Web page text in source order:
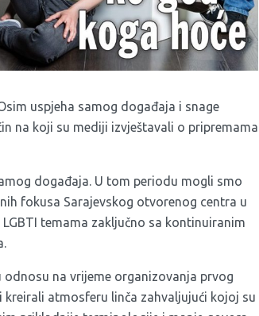
uspjeha samog događaja i snage
na koji su mediji izvještavali o pripremama
događaja. U tom periodu mogli smo
fokusa Sarajevskog otvorenog centra u
temama zaključno sa kontinuiranim
odnosu na vrijeme organizovanja prvog
kreirali atmosferu linča zahvaljujući kojoj su